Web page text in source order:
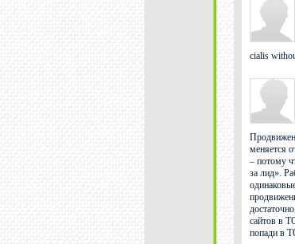
cialis
меняется
– потому
за лид».
сайтов в
попади в